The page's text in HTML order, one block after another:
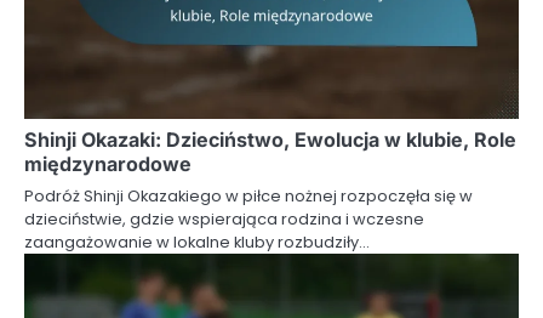
Shinji Okazaki: Dzieciństwo, Ewolucja w klubie, Role
międzynarodowe
Podróż Shinji Okazakiego w piłce nożnej rozpoczęła się w
dzieciństwie, gdzie wspierająca rodzina i wczesne
zaangażowanie w lokalne kluby rozbudziły…